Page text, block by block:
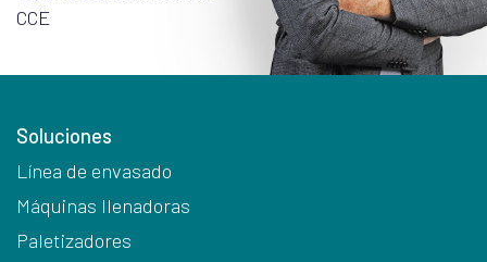
CCE
Soluciones
Línea de envasado
Máquinas llenadoras
Paletizadores